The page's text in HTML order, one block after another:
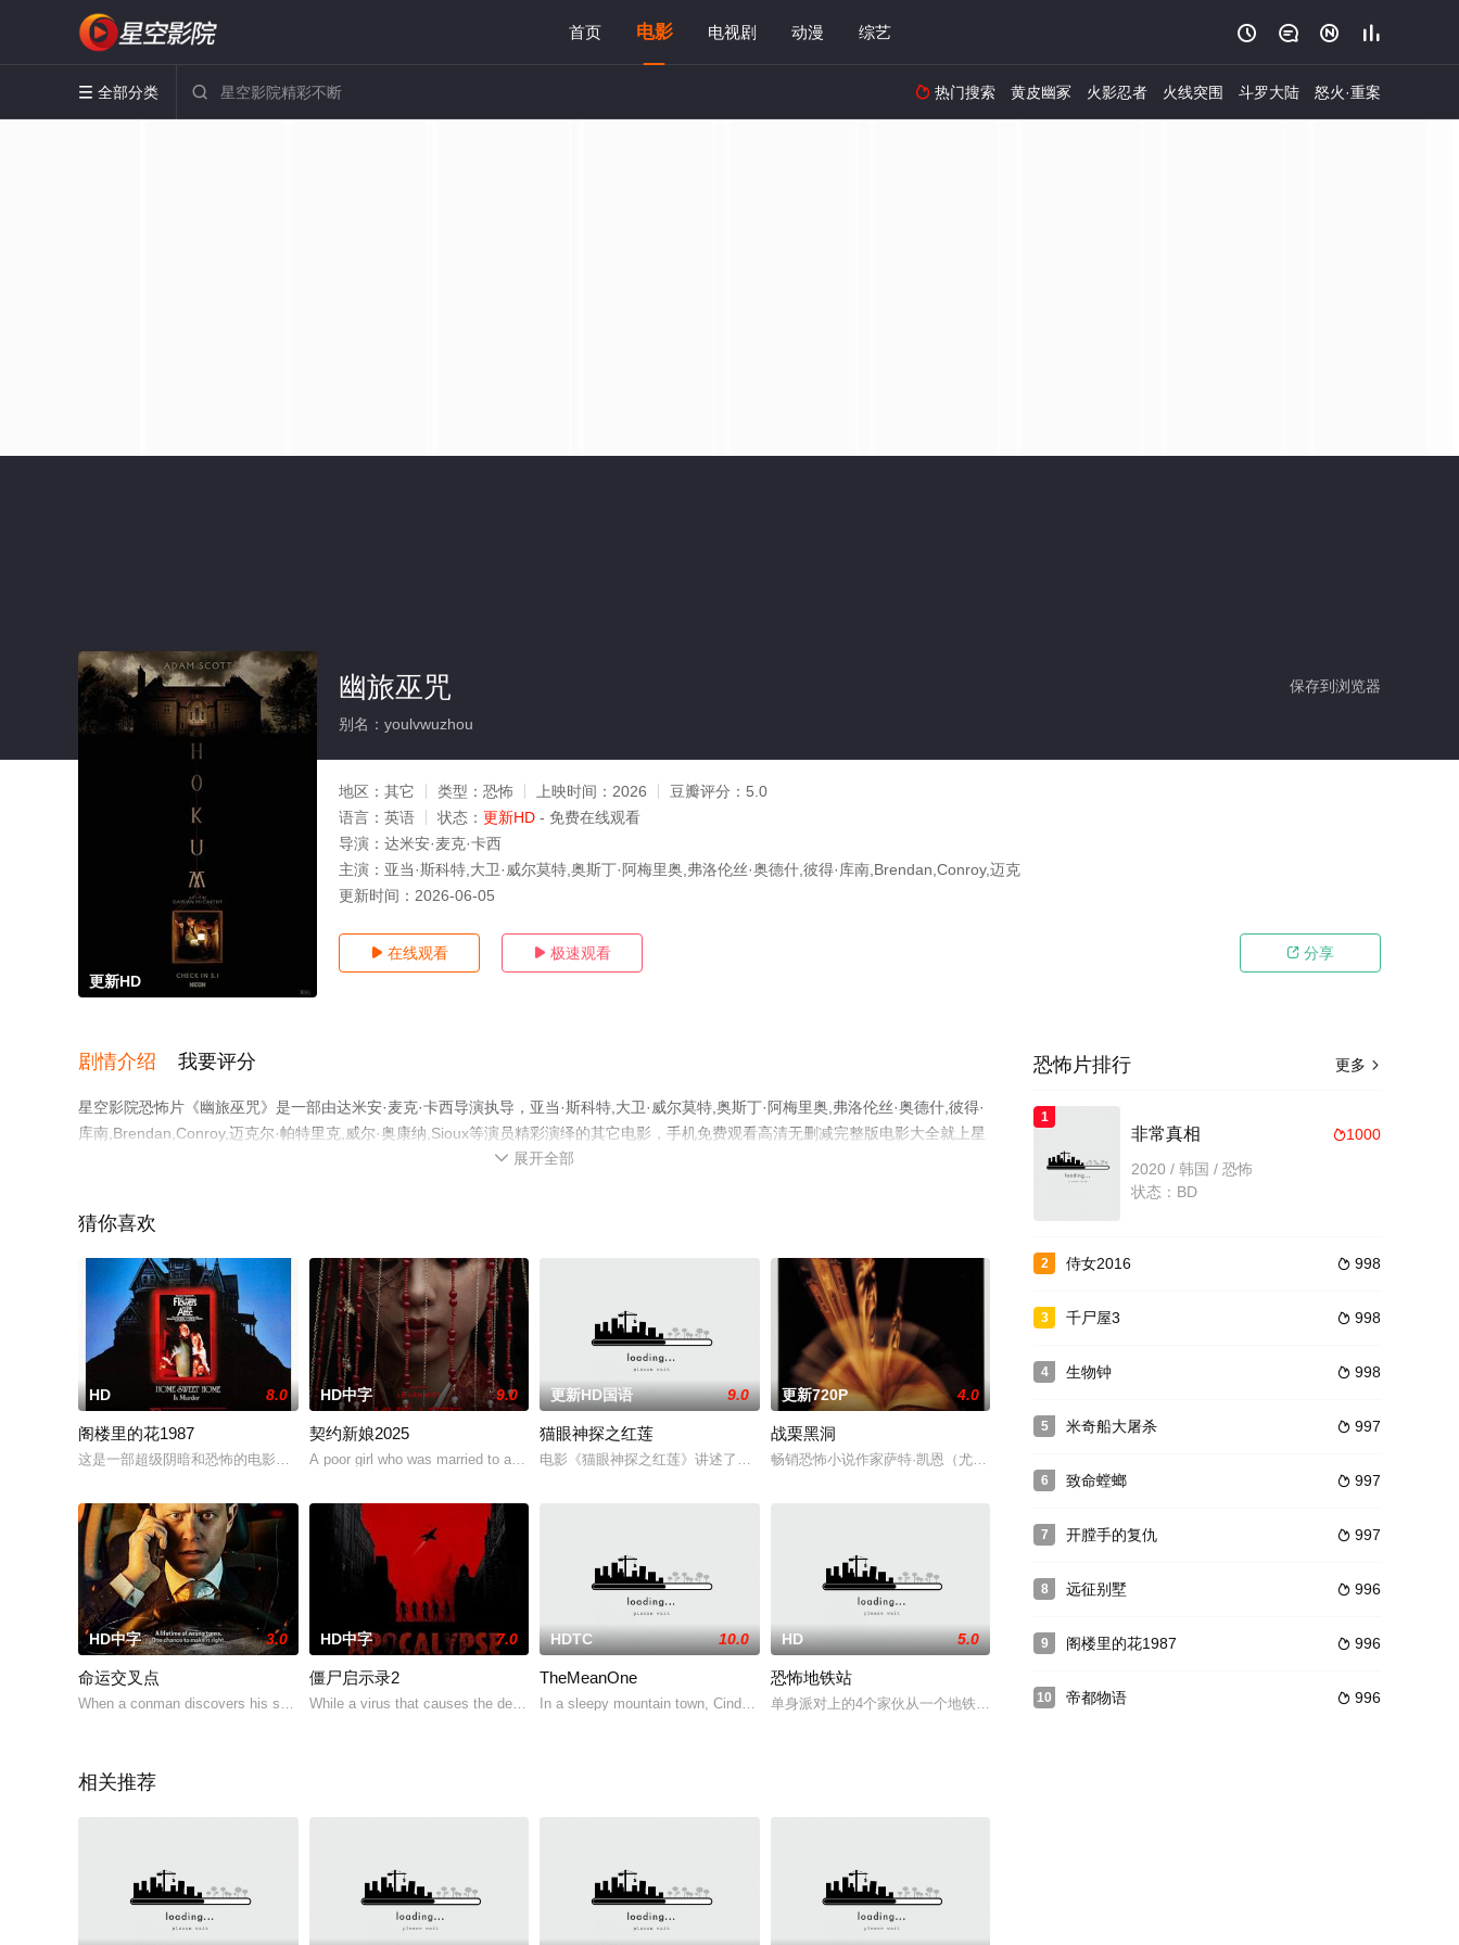
首页 电影 电视剧 动漫 综艺    
 全部分类   热门搜索 黄皮幽冢 火影忍者 火线突围 斗罗大陆 怒火·重案
更新HD
保存到浏览器
幽旅巫咒
别名：youlvwuzhou
地区： 其它 类型： 恐怖 上映时间： 2026 豆瓣评分： 5.0
语言： 英语 状态： 更新HD - 免费在线观看
导演： 达米安·麦克·卡西
主演： 亚当·斯科特,大卫·威尔莫特,奥斯丁·阿梅里奥,弗洛伦丝·奥德什,彼得·库南,Brendan,Conroy,迈克
更新时间： 2026-06-05
 在线观看  极速观看  分享
剧情介绍 我要评分
星空影院恐怖片《幽旅巫咒》是一部由达米安·麦克·卡西导演执导，亚当·斯科特,大卫·威尔莫特,奥斯丁·阿梅里奥,弗洛伦丝·奥德什,彼得·
库南,Brendan,Conroy,迈克尔·帕特里克,威尔·奥康纳,Sioux等演员精彩演绎的其它电影，手机免费观看高清无删减完整版电影大全就上星
空影视，更多相关信息可移步至豆瓣电影、电视猫或剧情网等平台了解。
 展开全部
猜你喜欢
HD 8.0
阁楼里的花1987
这是一部超级阴暗和恐怖的电影。一个女的和她的亲叔叔私奔，离开了原来富裕的大家庭，组建了自己的家庭，生了5个孩子，过着清贫的日子。有一天她突然被告知老公意外身亡了
HD中字 9.0
契约新娘2025
A poor girl who was married to a wealthy nobleman. In contrast to her expectatio
更新HD国语 9.0
猫眼神探之红莲
电影《猫眼神探之红莲》讲述了民国时期，南城富户赵春华老太太50岁大寿当夜离奇死亡，当地有个侦探天生奇象眼睛可以变为jijiKb猫眼，在破案
更新720P 4.0
战栗黑洞
畅销恐怖小说作家萨特·凯恩（尤尔根·普洛斯诺 Jürgen Prochnow 饰）离奇失踪。由他撰写即将出版印刷的一
HD中字 3.0
命运交叉点
When a conman discovers his son is abducted, he is forced to drive the streets o
HD中字 7.0
僵尸启示录2
While a virus that causes the dead to reanimate brings the world to its knees, t
HDTC 10.0
TheMeanOne
In a sleepy mountain town, Cindy has her parents murdered and her Christmas stol
HD 5.0
恐怖地铁站
单身派对上的4个家伙从一个地铁站下车，这个地铁站在70年代就已经关闭，目睹了惨遭杀害的警察之后，他
相关推荐
更多 
恐怖片排行
1
1000
非常真相
2020 / 韩国 / 恐怖
状态：BD
2  998
侍女2016
3  998
千尸屋3
4  998
生物钟
5  997
米奇船大屠杀
6  997
致命螳螂
7  997
开膛手的复仇
8  996
远征别墅
9  996
阁楼里的花1987
10  996
帝都物语